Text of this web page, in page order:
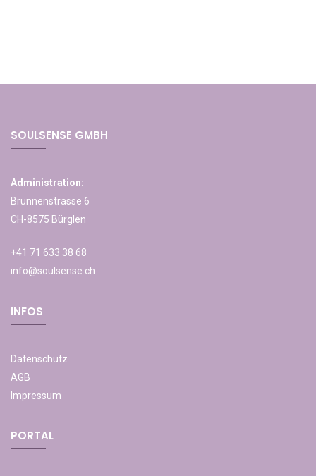
SOULSENSE GMBH
Administration:
Brunnenstrasse 6
CH-8575 Bürglen
+41 71 633 38 68
info@soulsense.ch
INFOS
Datenschutz
AGB
Impressum
PORTAL